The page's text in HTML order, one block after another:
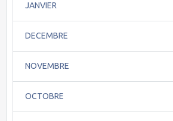
JANVIER
DECEMBRE
NOVEMBRE
OCTOBRE